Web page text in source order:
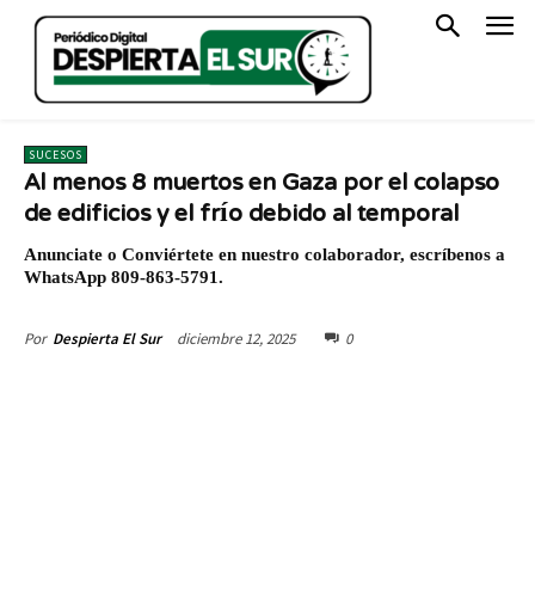
SUCESOS
Al menos 8 muertos en Gaza por el colapso
de edificios y el frío debido al temporal
Anunciate o Conviértete en nuestro colaborador, escríbenos a
WhatsApp 809-863-5791.
Por Despierta El Sur diciembre 12, 2025 0